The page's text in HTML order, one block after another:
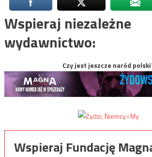
Wspieraj niezależne
wydawnictwo:
Czy jest jeszcze naród
Wspieraj Fundację